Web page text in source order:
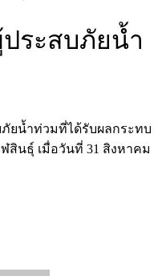
ระสบภัยน้ำ
ยน้ำท่วมที่ได้รับผลกระทบ
สินธุ์ เมื่อวันที่ 31 สิงหาคม